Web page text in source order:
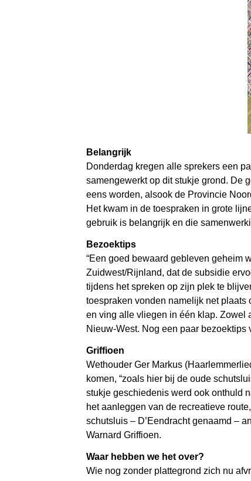
Belangrijk
Donderdag kregen alle sprekers een
samengewerkt op dit stukje grond. De
eens worden, alsook de Provincie
Het kwam in de toespraken in grote
gebruik is belangrijk en die
Bezoektips
“Een goed bewaard gebleven geheim
Zuidwest/Rijnland, dat de subsidie
tijdens het spreken op zijn plek te
toespraken vonden namelijk net plaats
en ving alle vliegen in één klap. Zowel
Nieuw-West. Nog een paar
Griffioen
Wethouder Ger Markus
komen, “zoals hier bij de oude
stukje geschiedenis werd ook onthuld
het aanleggen van de recreatieve
schutsluis – D’Eendracht genaamd –
Warnard Griffioen.
Waar hebben we het over?
Wie nog zonder plattegrond zich nu